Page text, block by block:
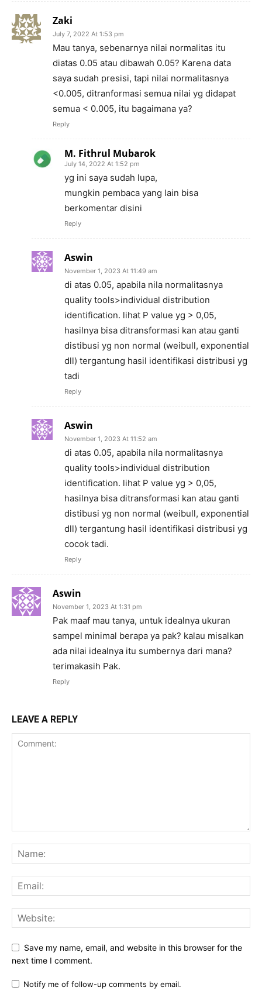
Zaki
July 7, 2022 At 1:53 pm
Mau tanya, sebenarnya nilai normalitas itu
diatas 0.05 atau dibawah 0.05? Karena data
saya sudah presisi, tapi nilai normalitasnya
<0.005, ditranformasi semua nilai yg didapat
semua < 0.005, itu bagaimana ya?
Reply
M. Fithrul Mubarok
July 14, 2022 At 1:52 pm
yg ini saya sudah lupa,
mungkin pembaca yang lain bisa
berkomentar disini
Reply
Aswin
November 1, 2023 At 11:49 am
di atas 0.05, apabila nila normalitasnya
quality tools>individual distribution
identification. lihat P value yg > 0,05,
hasilnya bisa ditransformasi kan atau ganti
distibusi yg non normal (weibull, exponential
dll) tergantung hasil identifikasi distribusi yg
tadi
Reply
Aswin
November 1, 2023 At 11:52 am
di atas 0.05, apabila nila normalitasnya
quality tools>individual distribution
identification. lihat P value yg > 0,05,
hasilnya bisa ditransformasi kan atau ganti
distibusi yg non normal (weibull, exponential
dll) tergantung hasil identifikasi distribusi yg
cocok tadi.
Reply
Aswin
November 1, 2023 At 1:31 pm
Pak maaf mau tanya, untuk idealnya ukuran
sampel minimal berapa ya pak? kalau misalkan
ada nilai idealnya itu sumbernya dari mana?
terimakasih Pak.
Reply
LEAVE A REPLY
Save my name, email, and website in this browser for the
next time I comment.
Notify me of follow-up comments by email.